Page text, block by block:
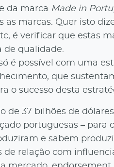
da marca Made in
as marcas. Quer isto
é verificar que estas
de qualidade.
é possível com uma
que
o sucesso desta
de 37 bilhões de
portuguesas –
e sabem
de relação com